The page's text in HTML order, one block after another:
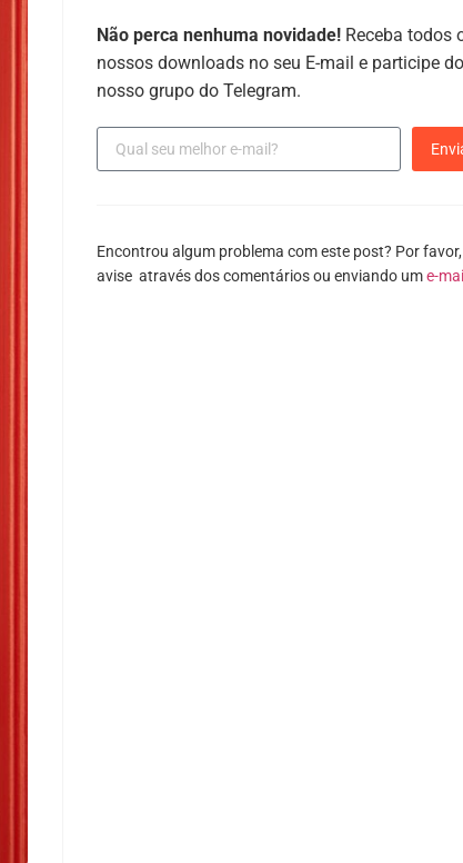
Não perca nenhuma novidade!Receba todos
nossos downloads no seu E-mail e participe do
nosso grupo do Telegram.
Encontrou algum problema com este post? Por
avise através dos comentários ou enviando ume-mail